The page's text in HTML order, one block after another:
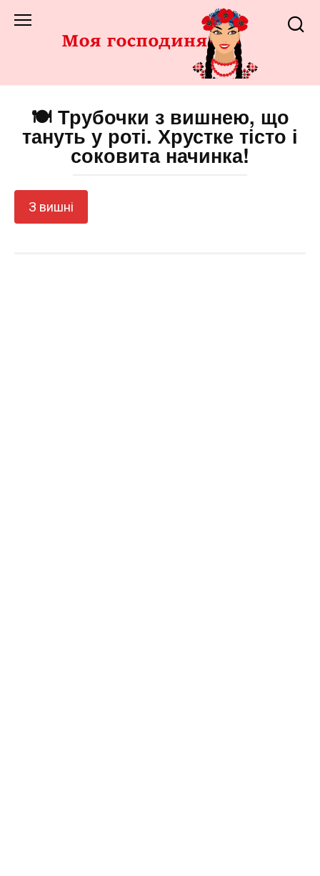
до
🍽️ Трубочки з вишнею, що
тануть у роті. Хрустке тісто і
соковита начинка!
З вишні